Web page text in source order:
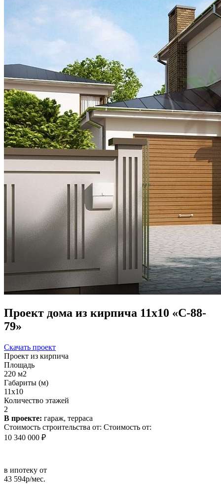
Проект дома из кирпича 11x10 «С-88-
79»
Скачать проект
Проект из кирпича
Площадь
220 м2
Габариты (м)
11x10
Количество этажей
2
В проекте: гараж, терраса
Стоимость строительства от: Стоимость от:
10 340 000 ₽
в ипотеку от
43 594р/мес.